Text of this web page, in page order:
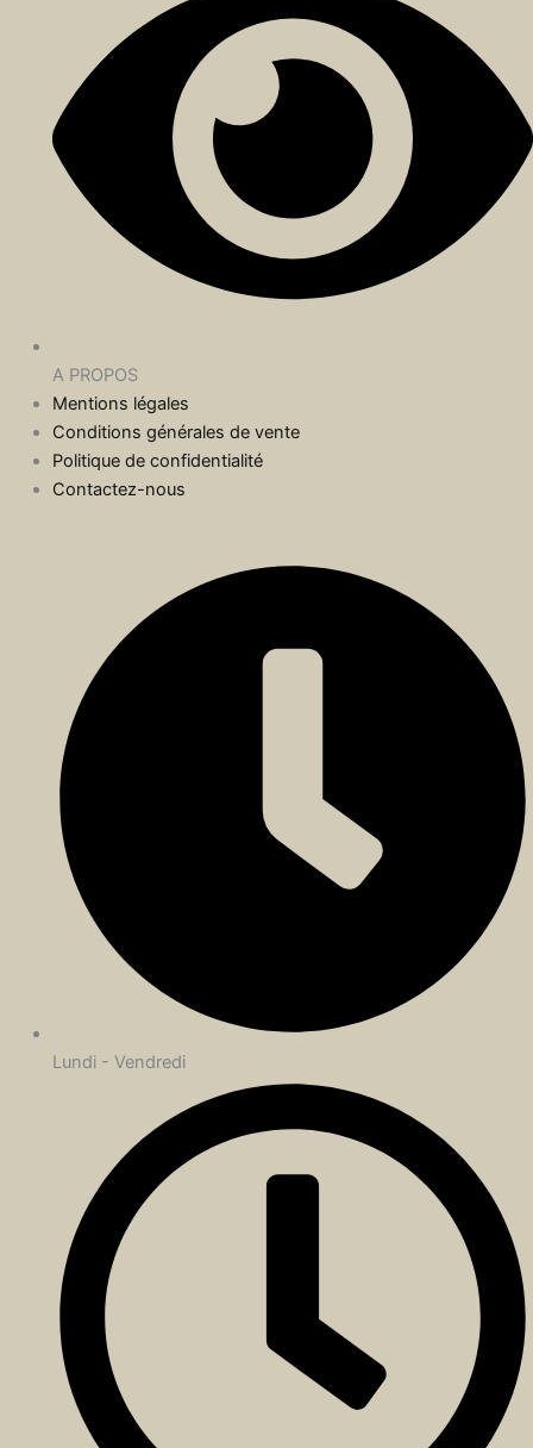
A PROPOS
Mentions légales
Conditions générales de vente
Politique de confidentialité
Contactez-nous
Lundi - Vendredi